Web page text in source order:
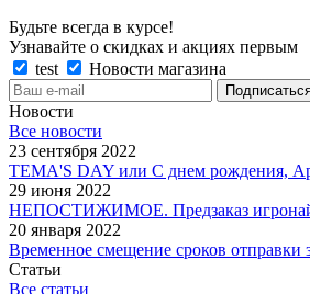
Будьте всегда в курсе!
Узнавайте о скидках и акциях первым
test
Новости магазина
Новости
Все новости
23 сентября 2022
TEMA'S DAY или С днем рождения,
29 июня 2022
НЕПОСТИЖИМОЕ. Предзаказ
20 января 2022
Временное смещение сроков отправки
Статьи
Все статьи